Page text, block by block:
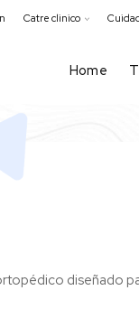
Catre clinico
Home
diseñado